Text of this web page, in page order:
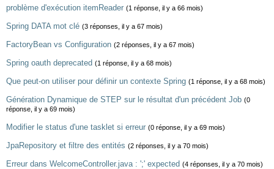
problème d'exécution itemReader (1 réponse, il y a 66 mois)
Spring DATA mot clé (3 réponses, il y a 67 mois)
FactoryBean vs Configuration (2 réponses, il y a 67 mois)
Spring oauth deprecated (1 réponse, il y a 68 mois)
Que peut-on utiliser pour définir un contexte Spring (1 réponse, il y a 68 mois)
Génération Dynamique de STEP sur le résultat d'un précédent Job (0
réponse, il y a 69 mois)
Modifier le status d'une tasklet si erreur (0 réponse, il y a 69 mois)
JpaRepository et filtre des entités (2 réponses, il y a 70 mois)
Erreur dans WelcomeController.java : ';' expected (4 réponses, il y a 70 mois)